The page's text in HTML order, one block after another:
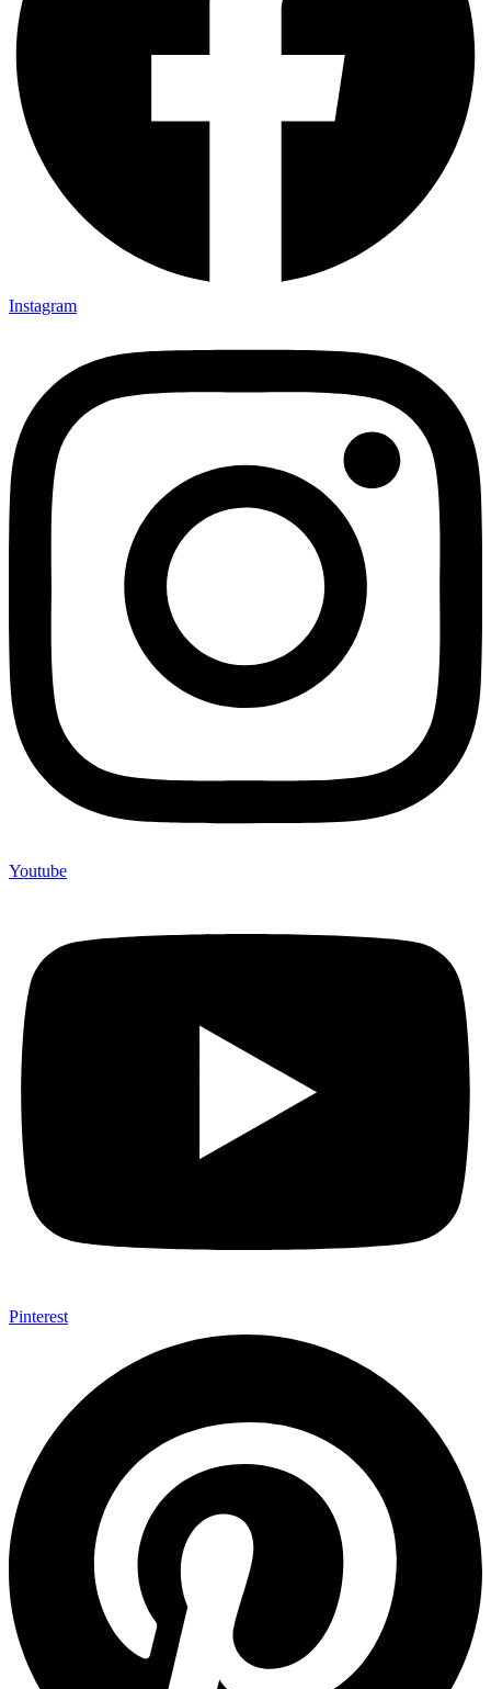
Instagram
Youtube
Pinterest